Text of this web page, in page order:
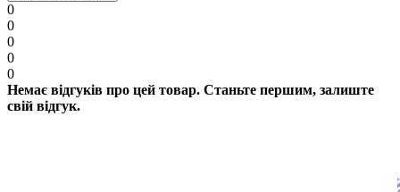
0
0
0
0
0
Немає відгуків про цей товар. Станьте першим, залиште
свій відгук.